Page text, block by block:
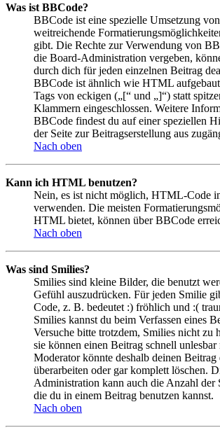
Was ist BBCode?
BBCode ist eine spezielle Umsetzung
weitreichende
gibt. Die Rechte zur Verwendung von
die Board-Administration vergeben,
durch dich für jeden einzelnen Beitrag
BBCode ist ähnlich wie HTML
Tags von eckigen („[“ und „]“) statt
Klammern eingeschlossen. Weitere
BBCode findest du auf einer speziellen
der Seite zur Beitragserstellung aus
Nach oben
Kann ich HTML benutzen?
Nein, es ist nicht möglich, HTML-Code
verwenden. Die meisten
HTML bietet, können über BBCode
Nach oben
Was sind Smilies?
Smilies sind kleine Bilder, die benutzt
Gefühl auszudrücken. Für jeden Smilie
Code, z. B. bedeutet :) fröhlich und :(
Smilies kannst du beim Verfassen eines
Versuche bitte trotzdem, Smilies nicht zu
sie können einen Beitrag schnell unlesbar
Moderator könnte deshalb deinen Beitrag
überarbeiten oder gar komplett löschen.
Administration kann auch die Anzahl der
die du in einem Beitrag benutzen kannst.
Nach oben